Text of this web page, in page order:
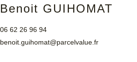
Benoit GUIHOMAT
06 62 26 96 94
benoit.guihomat@parcelvalue.fr